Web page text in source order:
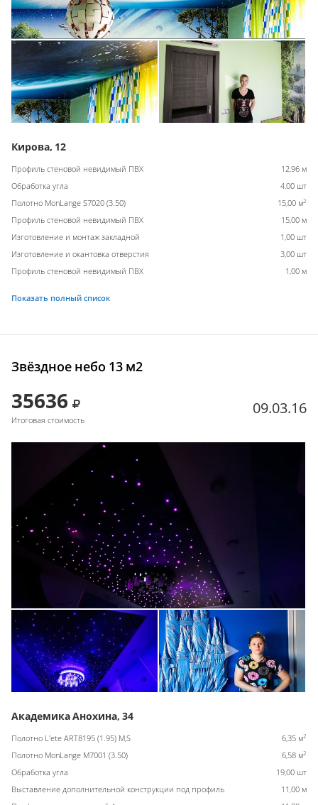
Кирова, 12
Профиль стеновой невидимый ПВХ
12,96 м
Обработка угла
4,00 шт
Полотно MonLange S7020 (3.50)
15,00 м2
Профиль стеновой невидимый ПВХ
15,00 м
Изготовление и монтаж закладной
1,00 шт
Изготовление и окантовка отверстия
3,00 шт
Профиль стеновой невидимый ПВХ
1,00 м
Показать полный список
Звёздное небо 13 м2
35636
Итоговая стоимость
09.03.16
Академика Анохина, 34
Полотно L'ete ART8195 (1.95) M,S 6,35 м2
Полотно MonLange M7001 (3.50) 6,58 м2
Обработка угла
19,00 шт
Выставление дополнительной конструкции под профиль
11,00 м